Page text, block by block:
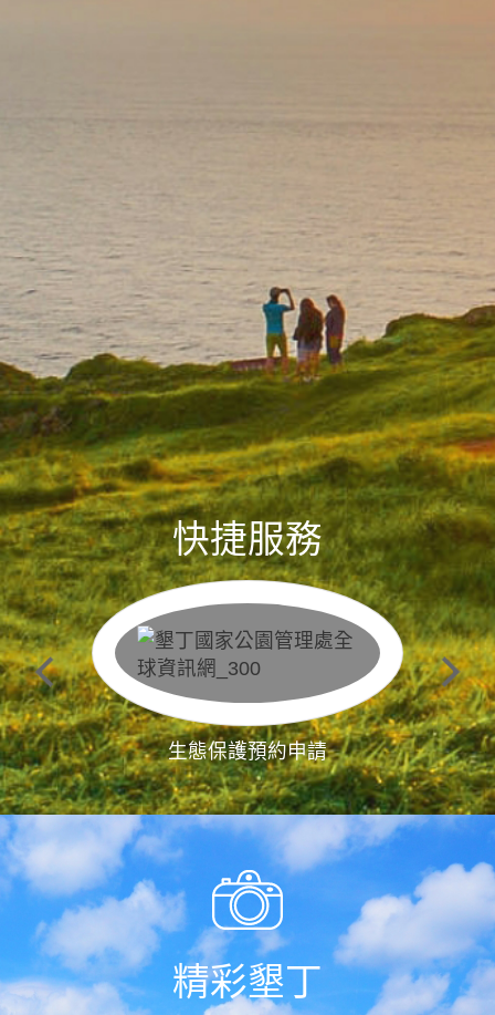
快捷服務
生態保護預約申請
精彩墾丁